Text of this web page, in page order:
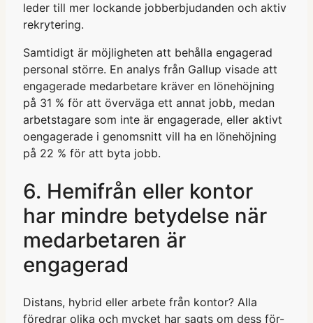
leder till mer lockande jobberbjudanden och aktiv
rekrytering.
Samtidigt är möjligheten att behålla engagerad
personal större. En analys från Gallup visade att
engagerade medarbetare kräver en lönehöjning
på 31 % för att överväga ett annat jobb, medan
arbetstagare som inte är engagerade, eller aktivt
oengagerade i genomsnitt vill ha en lönehöjning
på 22 % för att byta jobb.
6. Hemifrån eller kontor
har mindre betydelse när
medarbetaren är
engagerad
Distans, hybrid eller arbete från kontor? Alla
föredrar olika och mycket har sagts om dess för-